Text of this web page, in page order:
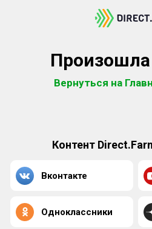
Вернуться на
Контент
Вконтакте
Одноклассники